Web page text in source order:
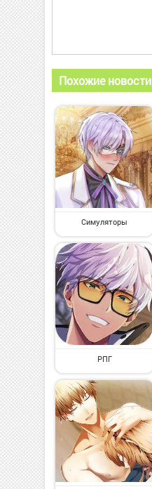
Похожие новости
Симуляторы
РПГ